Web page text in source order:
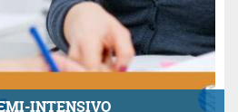
INTENSIVO